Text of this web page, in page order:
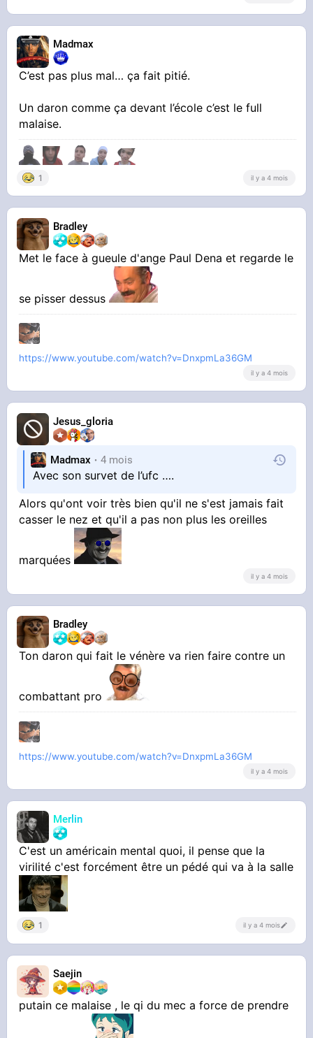
Madmax
C’est pas plus mal… ça fait pitié.
Un daron comme ça devant l’école c’est le full
malaise.
1 il y a 4 mois
Bradley
Met le face à gueule d'ange Paul Dena et regarde le
se pisser dessus
https://www.youtube.com/watch?v=DnxpmLa36GM
il y a 4 mois
Jesus_gloria
Madmax 4 mois
Avec son survet de l’ufc ….
Alors qu'ont voir très bien qu'il ne s'est jamais fait
casser le nez et qu'il a pas non plus les oreilles
marquées
il y a 4 mois
Bradley
Ton daron qui fait le vénère va rien faire contre un
combattant pro
https://www.youtube.com/watch?v=DnxpmLa36GM
il y a 4 mois
Merlin
C'est un américain mental quoi, il pense que la
virilité c'est forcément être un pédé qui va à la salle
1 il y a 4 mois
Saejin
putain ce malaise , le qi du mec a force de prendre